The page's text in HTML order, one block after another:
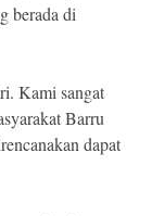
berada di
Kami sangat
Barru
dapat